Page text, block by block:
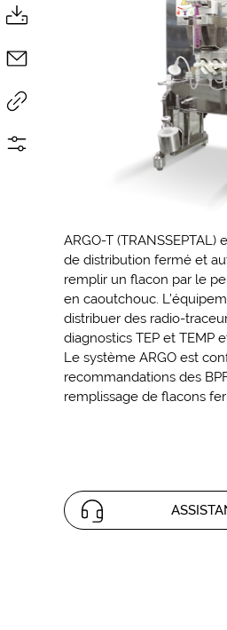
ARGO-T
de distribution fermé et
remplir un flacon par le
en caoutchouc.
distribuer des radio-
diagnostics TEP et TEMP
Le système ARGO est
recommandations des
remplissage de flacons